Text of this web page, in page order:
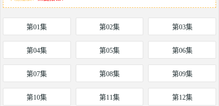
第01集 第02集 第03集
第04集 第05集 第06集
第07集 第08集 第09集
第10集 第11集 第12集